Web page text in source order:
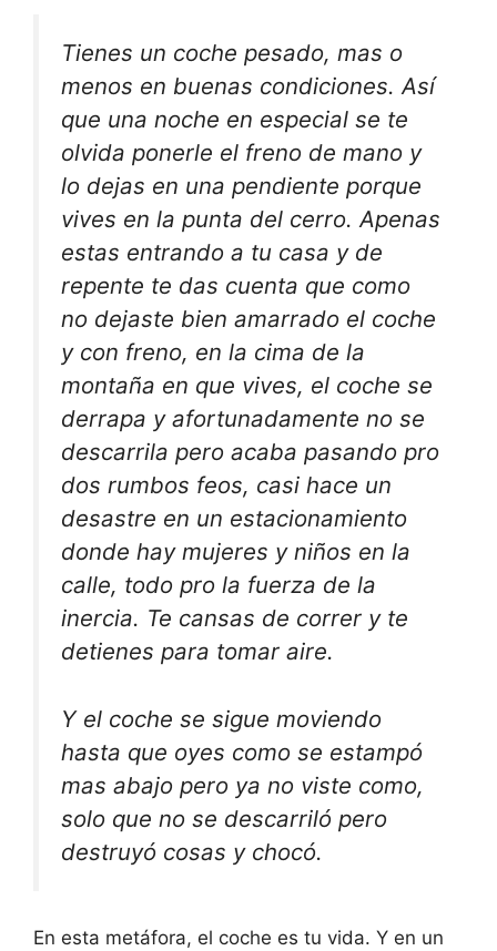
Tienes un coche pesado, mas o
menos en buenas condiciones. Así
que una noche en especial se te
olvida ponerle el freno de mano y
lo dejas en una pendiente porque
vives en la punta del cerro. Apenas
estas entrando a tu casa y de
repente te das cuenta que como
no dejaste bien amarrado el coche
y con freno, en la cima de la
montaña en que vives, el coche se
derrapa y afortunadamente no se
descarrila pero acaba pasando pro
dos rumbos feos, casi hace un
desastre en un estacionamiento
donde hay mujeres y niños en la
calle, todo pro la fuerza de la
inercia. Te cansas de correr y te
detienes para tomar aire.
Y el coche se sigue moviendo
hasta que oyes como se estampó
mas abajo pero ya no viste como,
solo que no se descarriló pero
destruyó cosas y chocó.
En esta metáfora, el coche es tu vida. Y en un